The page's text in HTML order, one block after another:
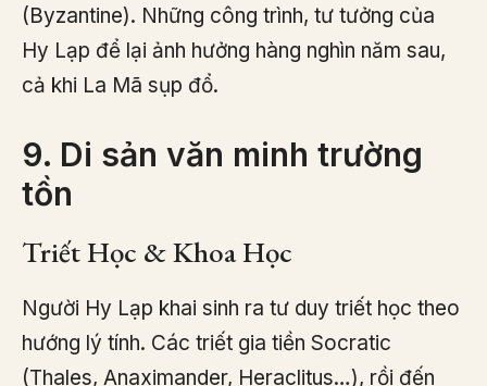
(Byzantine). Những công trình, tư tưởng của
Hy Lạp để lại ảnh hưởng hàng nghìn năm sau,
cả khi La Mã sụp đổ.
9. Di sản văn minh trường
tồn
Triết Học & Khoa Học
Người Hy Lạp khai sinh ra tư duy triết học theo
hướng lý tính. Các triết gia tiền Socratic
(Thales, Anaximander, Heraclitus…), rồi đến